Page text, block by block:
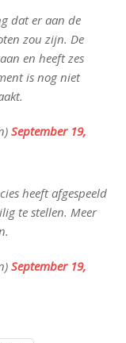
dat er aan de
zou zijn. De
en heeft zes
is nog niet
September 19,
heeft afgespeeld
te stellen. Meer
September 19,